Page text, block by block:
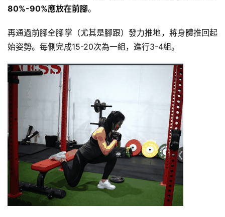
80%-90%應放在前腳。
再通過前腳全腳掌（尤其是腳跟）發力推地，將身體推回起
始姿勢。每側完成15-20次為一組，進行3-4組。